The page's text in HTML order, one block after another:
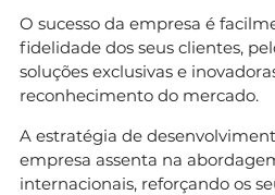
O sucesso da empresa é
fidelidade dos seus clientes,
soluções exclusivas e
reconhecimento do mercado.
A estratégia de
empresa assenta na
internacionais, reforçando os